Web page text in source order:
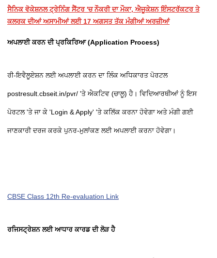
ਸੈਨਿਕ ਵੋਕੇਸ਼ਨਲ ਟ੍ਰੇਨਿੰਗ ਸੈਂਟਰ 'ਚ ਨੌਕਰੀ ਦਾ ਮੌਕਾ, ਐਜੂਕੇਸ਼ਨ ਇੰਸਟਰੱਕਟਰ ਤੇ
ਕਲਰਕ ਦੀਆਂ ਅਸਾਮੀਆਂ ਲਈ 17 ਅਗਸਤ ਤੱਕ ਮੰਗੀਆਂ ਅਰਜ਼ੀਆਂ
ਅਪਲਾਈ ਕਰਨ ਦੀ ਪ੍ਰਕਿਰਿਆ (Application Process)
ਰੀ-ਇਵੈਲੂਏਸ਼ਨ ਲਈ ਅਪਲਾਈ ਕਰਨ ਦਾ ਲਿੰਕ ਅਧਿਕਾਰਤ ਪੋਰਟਲ
postresult.cbseit.in/pvr/ 'ਤੇ ਐਕਟਿਵ (ਚਾਲੂ) ਹੈ। ਵਿਦਿਆਰਥੀਆਂ ਨੂੰ ਇਸ
ਪੋਰਟਲ 'ਤੇ ਜਾ ਕੇ 'Login & Apply' 'ਤੇ ਕਲਿੱਕ ਕਰਨਾ ਹੋਵੇਗਾ ਅਤੇ ਮੰਗੀ ਗਈ
ਜਾਣਕਾਰੀ ਦਰਜ ਕਰਕੇ ਪੁਨਰ-ਮੁਲਾਂਕਣ ਲਈ ਅਪਲਾਈ ਕਰਨਾ ਹੋਵੇਗਾ।
CBSE Class 12th Re-evaluation Link
ਰਜਿਸਟ੍ਰੇਸ਼ਨ ਲਈ ਆਧਾਰ ਕਾਰਡ ਦੀ ਲੋੜ ਹੈ